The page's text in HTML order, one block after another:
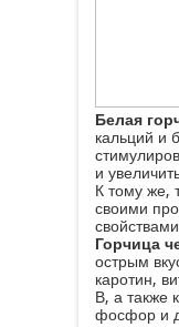
Белая
кальций и
и
К тому же,
своими
Горчица
острым
каротин,
В, а также
фосфор и